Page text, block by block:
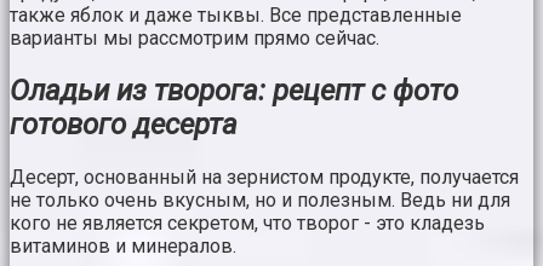
также яблок и даже тыквы. Все представленные
варианты мы рассмотрим прямо сейчас.
Оладьи из творога: рецепт с фото
готового десерта
Десерт, основанный на зернистом продукте, получается
не только очень вкусным, но и полезным. Ведь ни для
кого не является секретом, что творог - это кладезь
витаминов и минералов.